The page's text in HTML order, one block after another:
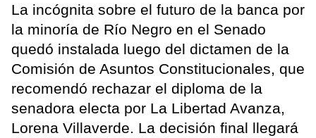
La incógnita sobre el futuro de la banca por
la minoría de Río Negro en el Senado
quedó instalada luego del dictamen de la
Comisión de Asuntos Constitucionales, que
recomendó rechazar el diploma de la
senadora electa por La Libertad Avanza,
Lorena Villaverde. La decisión final llegará